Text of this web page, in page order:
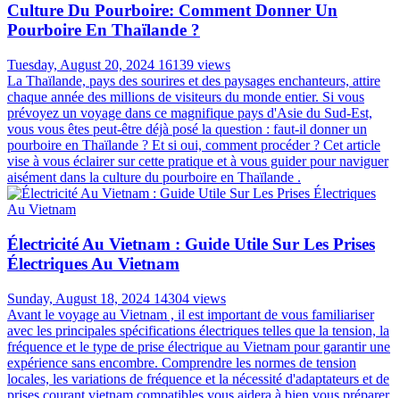
Culture Du Pourboire: Comment Donner Un
Pourboire En Thaïlande ?
Tuesday, August 20, 2024 16139 views
La Thaïlande, pays des sourires et des paysages enchanteurs, attire
chaque année des millions de visiteurs du monde entier. Si vous
prévoyez un voyage dans ce magnifique pays d'Asie du Sud-Est,
vous vous êtes peut-être déjà posé la question : faut-il donner un
pourboire en Thaïlande ? Et si oui, comment procéder ? Cet article
vise à vous éclairer sur cette pratique et à vous guider pour naviguer
aisément dans la culture du pourboire en Thaïlande .
Électricité Au Vietnam : Guide Utile Sur Les Prises
Électriques Au Vietnam
Sunday, August 18, 2024 14304 views
Avant le voyage au Vietnam , il est important de vous familiariser
avec les principales spécifications électriques telles que la tension, la
fréquence et le type de prise électrique au Vietnam pour garantir une
expérience sans encombre. Comprendre les normes de tension
locales, les variations de fréquence et la nécessité d'adaptateurs et de
prises courant vietnam compatibles vous aidera à bien vous préparer